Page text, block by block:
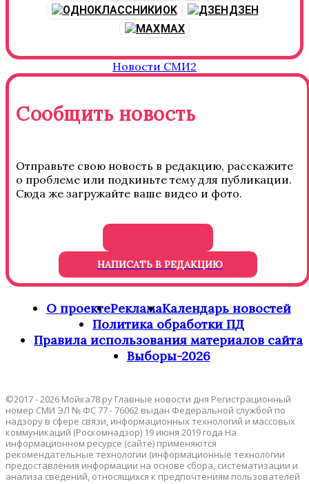
OK
ДЗЕН
MAX
Новости СМИ2
Сообщить новость
Отправьте свою новость в редакцию, расскажите
о проблеме или подкиньте тему для публикации.
Сюда же загружайте ваше видео и фото.
НАПИСАТЬ В РЕДАКЦИЮ
О проектеРекламаКалендарь новостей
Политика обработки ПД
Правила использования материалов сайта
Выборы-2026
©2017 - 2026 Мойка78.ру Главные новости дня Регистрационный
номер СМИ ЭЛ № ФС 77 - 76062 выдан Федеральной службой по
надзору в сфере связи, информационных технологий и массовых
коммуникаций (Роскомнадзор) 19 июня 2019 года На
информационном ресурсе (сайте) применяются
рекомендательные технологии (информационные технологии
предоставления информации на основе сбора, систематизации и
анализа сведений, относящихся к предпочтениям пользователей